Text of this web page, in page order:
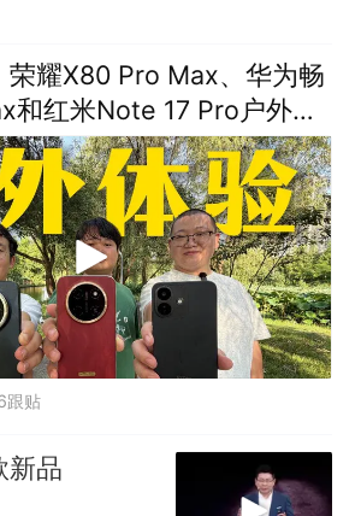
荣耀X80 Pro Max、华为畅
和红米Note 17 Pro户外体
跟贴
新品